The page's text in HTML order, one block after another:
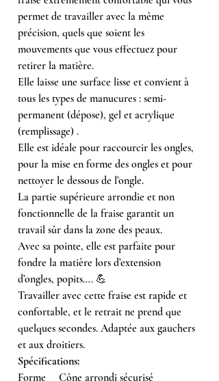
permet de travailler avec la même
précision, quels que soient les
mouvements que vous effectuez pour
retirer la matière.
Elle laisse une surface lisse et convient à
tous les types de manucures : semi-
permanent (dépose), gel et acrylique
(remplissage) .
Elle est idéale pour raccourcir les ongles,
pour la mise en forme des ongles et pour
nettoyer le dessous de l’ongle.
La partie supérieure arrondie et non
fonctionnelle de la fraise garantit un
travail sûr dans la zone des peaux.
Avec sa pointe, elle est parfaite pour
fondre la matière lors d’extension
d’ongles, popits…. 💪
Travailler avec cette fraise est rapide et
confortable, et le retrait ne prend que
quelques secondes. Adaptée aux gauchers
et aux droitiers.
Spécifications:
Forme
Cône arrondi sécurisé